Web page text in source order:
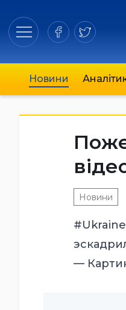
Новини
Новини
—